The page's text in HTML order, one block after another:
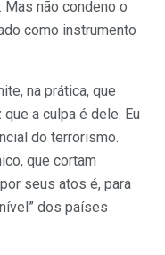
não condeno o
como instrumento
na prática, que
a culpa é dele. Eu
do terrorismo.
que cortam
seus atos é, para
dos países